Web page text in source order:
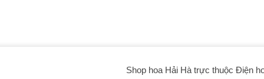
Shop hoa Hải Hà trực thuộc Điện